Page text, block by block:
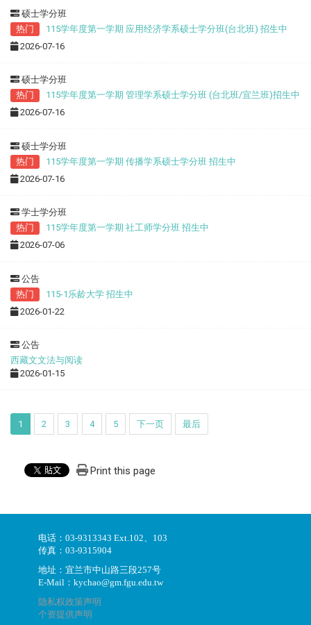
硕士学分班
热门
115学年度第一学期 应用经济学系硕士学分班(台北班) 招生中
2026-07-16
硕士学分班
热门
115学年度第一学期 管理学系硕士学分班 (台北班/宜兰班)招生中
2026-07-16
硕士学分班
热门
115学年度第一学期 传播学系硕士学分班 招生中
2026-07-16
学士学分班
热门
115学年度第一学期 社工师学分班 招生中
2026-07-06
公告
热门
115-1乐龄大学 招生中
2026-01-22
公告
西藏文文法与阅读
2026-01-15
1 2 3 4 5 下一页 最后
Print this page
电话：03-9313343 Ext.102、103
传真：03-9315904
地址：宜兰市中山路三段257号
E-Mail：kychao@gm.fgu.edu.tw
隐私权政策声明
个资提供声明